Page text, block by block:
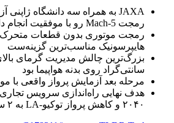
JAXA به همراه سه دانشگاه ژاپنی
رمجت Mach-5 رو با موفقیت انجام
رمجت موتوری بدون قطعات
هایپرسونیک مناسب‌ترین گزینه‌ست
بزرگ‌ترین چالش مدیریت گرمای
سانتی‌گراد روی بدنه هواپیما بود
مرحله بعد آزمایش پرواز واقعی با
هدف نهایی راه‌اندازی سرویس تجاری
۲۰۴۰ و کاهش پرواز توکیو-LA به ۲